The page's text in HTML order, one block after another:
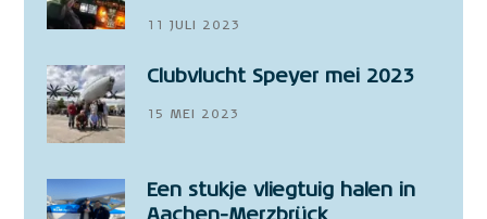
11 JULI 2023
Clubvlucht Speyer mei 2023
15 MEI 2023
Een stukje vliegtuig halen in